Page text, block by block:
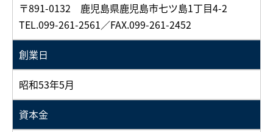
〒891-0132 鹿児島県鹿児島市七ツ島1丁目4-2
TEL.099-261-2561／FAX.099-261-2452
創業日
昭和53年5月
資本金